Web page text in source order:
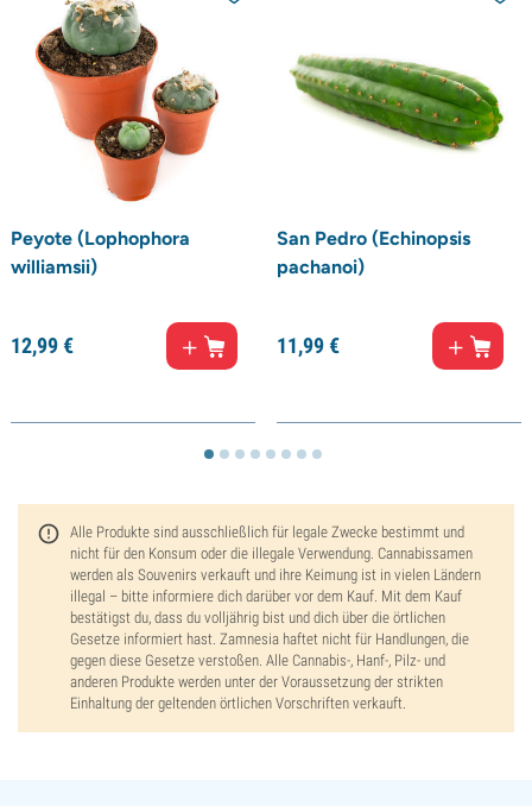
Peyote (Lophophora
williamsii)
12,99€
San Pedro (Echinopsis
pachanoi)
11,99€
Alle Produkte sind ausschließlich für legale Zwecke bestimmt und
nicht für den Konsum oder die illegale Verwendung. Cannabissamen
werden als Souvenirs verkauft und ihre Keimung ist in vielen Ländern
illegal – bitte informiere dich darüber vor dem Kauf. Mit dem Kauf
bestätigst du, dass du volljährig bist und dich über die örtlichen
Gesetze informiert hast. Zamnesia haftet nicht für Handlungen, die
gegen diese Gesetze verstoßen. Alle Cannabis-, Hanf-, Pilz- und
anderen Produkte werden unter der Voraussetzung der strikten
Einhaltung der geltenden örtlichen Vorschriften verkauft.